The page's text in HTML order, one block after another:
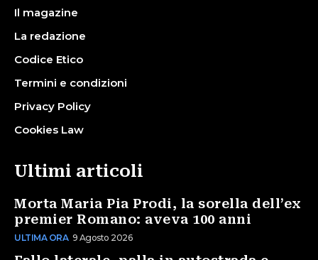
Il magazine
La redazione
Codice Etico
Termini e condizioni
Privacy Policy
Cookies Law
Ultimi articoli
Morta Maria Pia Prodi, la sorella dell’ex
premier Romano: aveva 100 anni
ULTIMA ORA 9 Agosto 2026